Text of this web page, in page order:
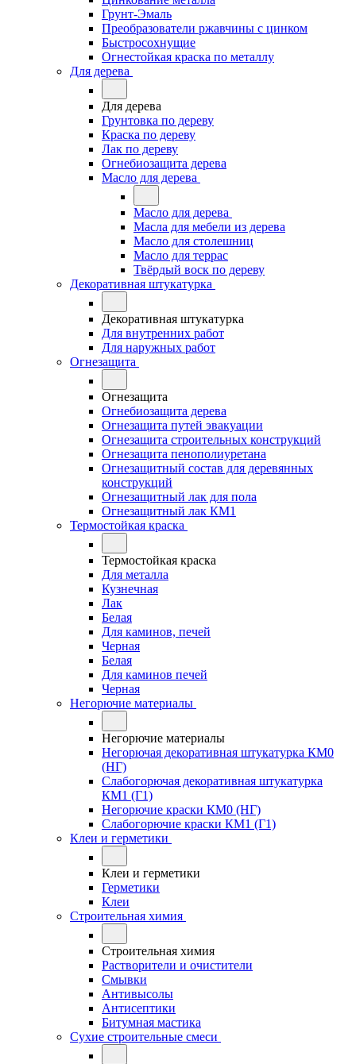
Грунт-Эмаль
Преобразователи ржавчины с цинком
Быстросохнущие
Огнестойкая краска по металлу
Для дерева
Для дерева
Грунтовка по дереву
Краска по дереву
Лак по дереву
Огнебиозащита дерева
Масло для дерева
Масло для дерева
Масла для мебели из дерева
Масло для столешниц
Масло для террас
Твёрдый воск по дереву
Декоративная штукатурка
Декоративная штукатурка
Для внутренних работ
Для наружных работ
Огнезащита
Огнезащита
Огнебиозащита дерева
Огнезащита путей эвакуации
Огнезащита строительных конструкций
Огнезащита пенополиуретана
Огнезащитный состав для деревянных
конструкций
Огнезащитный лак для пола
Огнезащитный лак КМ1
Термостойкая краска
Термостойкая краска
Для металла
Кузнечная
Лак
Белая
Для каминов, печей
Черная
Белая
Для каминов печей
Черная
Негорючие материалы
Негорючие материалы
Негорючая декоративная штукатурка КМ0
(НГ)
Слабогорючая декоративная штукатурка
КМ1 (Г1)
Негорючие краски КМ0 (НГ)
Слабогорючие краски КМ1 (Г1)
Клеи и герметики
Клеи и герметики
Герметики
Клеи
Строительная химия
Строительная химия
Растворители и очистители
Смывки
Антивысолы
Антисептики
Битумная мастика
Сухие строительные смеси